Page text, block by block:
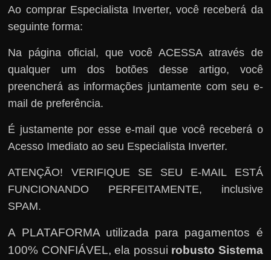
Ao comprar Especialista Inverter, você receberá da
seguinte forma:
Na página oficial, que você ACESSA através de
qualquer um dos botões desse artigo, você
preencherá as informações juntamente com seu e-
mail de preferência.
É justamente por esse e-mail que você receberá o
Acesso Imediato ao seu Especialista Inverter.
ATENÇÃO! VERIFIQUE SE SEU E-MAIL ESTÁ
FUNCIONANDO PERFEITAMENTE, inclusive
SPAM.
A PLATAFORMA utilizada para pagamentos é
100% CONFIÁVEL, ela possui robusto Sistema